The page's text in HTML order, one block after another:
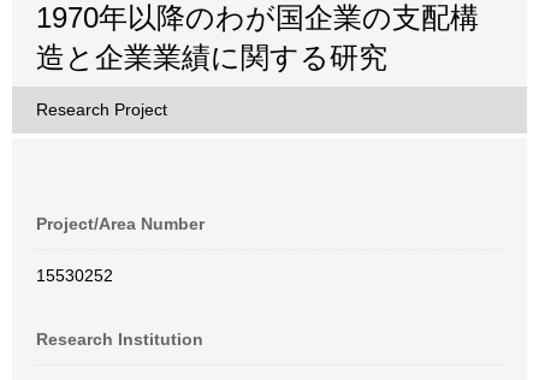
1970年以降のわが国企業の支配構
造と企業業績に関する研究
Research Project
Project/Area Number
15530252
Research Institution